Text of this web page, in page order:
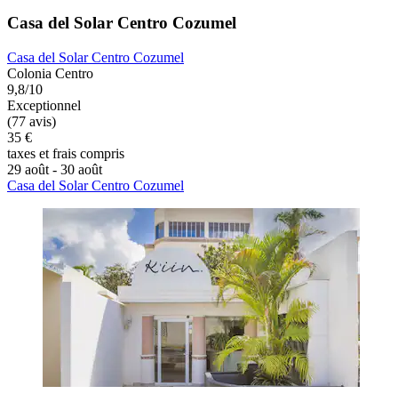
Casa del Solar Centro Cozumel
Casa del Solar Centro Cozumel
Colonia Centro
9,8/10
Exceptionnel
(77 avis)
35 €
taxes et frais compris
29 août - 30 août
Casa del Solar Centro Cozumel